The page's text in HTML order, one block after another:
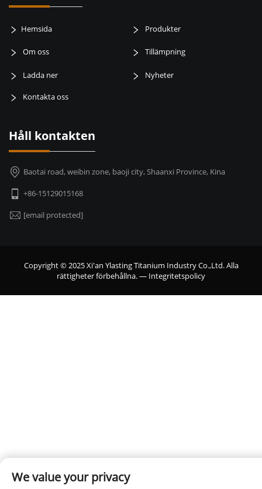
Hemsida Produkter
Om oss Tillämpning
Ladda ner Nyheter
Kontakta oss
Håll kontakten
Baotai road, weibin zone, baoji city, Shaanxi Province, Kina
+86-15129015168
[email protected]
Copyright © 2025 Xi'an Ylasting Titanium Industry Co.,Ltd. Alla
rättigheter förbehållna. — Integritetspolicy
We value your privacy